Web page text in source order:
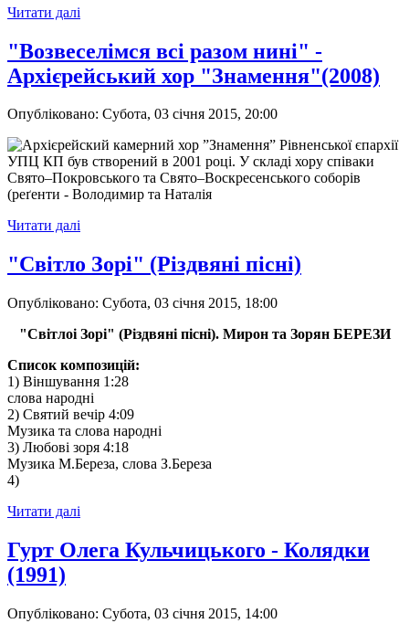
Читати далі
"Возвеселімся всі разом нині" -
Архієрейський хор "Знамення"(2008)
Опубліковано: Субота, 03 січня 2015, 20:00
Архієрейский камерний хор ”Знамення” Рівненської єпархії
УПЦ КП був створений в 2001 році. У складі хору співаки
Свято–Покровського та Свято–Воскресенського соборів
(реґенти - Володимир та Наталія
Читати далі
"Cвітло Зорі" (Різдвяні пісні)
Опубліковано: Субота, 03 січня 2015, 18:00
"Світлоі Зорі" (Різдвяні пісні). Мирон та Зорян БЕРЕЗИ
Список композицій:
1) Віншування 1:28
слова народні
2) Святий вечір 4:09
Музика та слова народні
3) Любові зоря 4:18
Музика М.Береза, слова З.Береза
4)
Читати далі
Гурт Олега Кульчицького - Колядки
(1991)
Опубліковано: Субота, 03 січня 2015, 14:00